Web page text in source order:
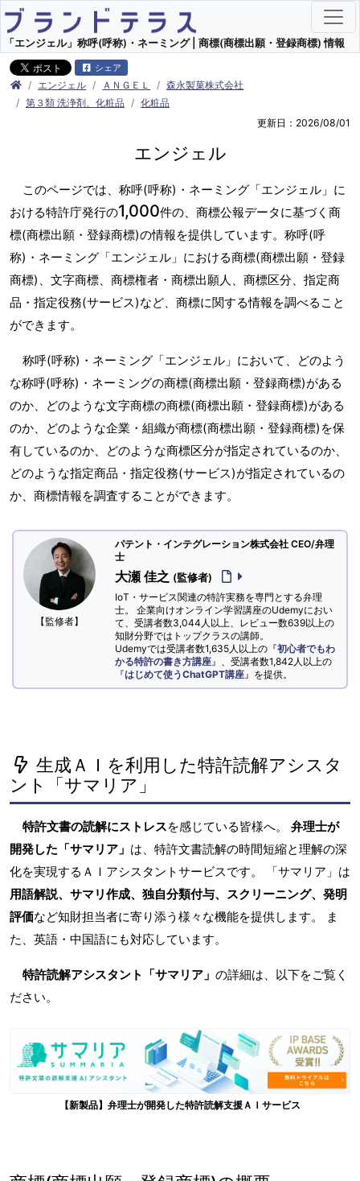
「エンジェル」称呼(呼称)・ネーミング | 商標(商標出願・登録商標) 情報
シェア
エンジェル ＡＮＧＥＬ
森永製菓株式会社
第３類 洗浄剤、化粧品
化粧品
更新日：2026/08/01
エンジェル
このページでは、称呼(呼称)・ネーミング「エンジェル」に
おける特許庁発行の1,000件の、商標公報データに基づく商
標(商標出願・登録商標)の情報を提供しています。称呼(呼
称)・ネーミング「エンジェル」における商標(商標出願・登録
商標)、文字商標、商標権者・商標出願人、商標区分、指定商
品・指定役務(サービス)など、商標に関する情報を調べること
ができます。
称呼(呼称)・ネーミング「エンジェル」において、どのよう
な称呼(呼称)・ネーミングの商標(商標出願・登録商標)がある
のか、どのような文字商標の商標(商標出願・登録商標)がある
のか、どのような企業・組織が商標(商標出願・登録商標)を保
有しているのか、どのような商標区分が指定されているのか、
どのような指定商品・指定役務(サービス)が指定されているの
か、商標情報を調査することができます。
【監修者】
パテント・インテグレーション株式会社 CEO/弁理
士
大瀬 佳之 (監修者)
IoT・サービス関連の特許実務を専門とする弁理
士。 企業向けオンライン学習講座のUdemyにおい
て、受講者数3,044人以上、レビュー数639以上の
知財分野ではトップクラスの講師。
Udemyでは受講者数1,635人以上の『初心者でもわ
かる特許の書き方講座 』、受講者数1,842人以上の
『はじめて使うChatGPT講座 』を提供。
生成ＡＩを利用した特許読解アシスタ
ント「サマリア」
特許文書の読解にストレスを感じている皆様へ。 弁理士が
開発した「サマリア」 は、特許文書読解の時間短縮と理解の深
化を実現するＡＩアシスタントサービスです。 「サマリア」は
用語解説、サマリ作成、独自分類付与、スクリーニング、発明
評価など知財担当者に寄り添う様々な機能を提供します。 ま
た、英語・中国語にも対応しています。
特許読解アシスタント「サマリア」 の詳細は、以下をご覧く
ださい。
【新製品】弁理士が開発した特許読解支援ＡＩサービス